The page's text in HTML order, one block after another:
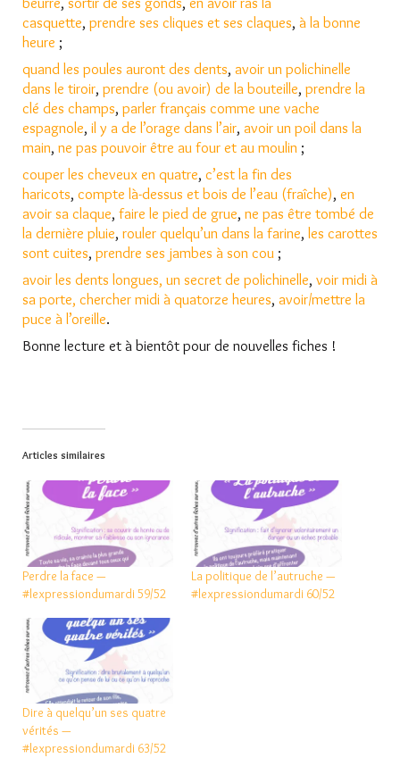
casquette, prendre ses cliques et ses claques, à la bonne
heure ;
quand les poules auront des dents, avoir un polichinelle
dans le tiroir, prendre (ou avoir) de la bouteille, prendre la
clé des champs, parler français comme une vache
espagnole, il y a de l’orage dans l’air, avoir un poil dans la
main, ne pas pouvoir être au four et au moulin ;
couper les cheveux en quatre, c’est la fin des
haricots, compte là-dessus et bois de l’eau (fraîche), en
avoir sa claque, faire le pied de grue, ne pas être tombé de
la dernière pluie, rouler quelqu’un dans la farine, les carottes
sont cuites, prendre ses jambes à son cou ;
avoir les dents longues, un secret de polichinelle, voir midi à
sa porte, chercher midi à quatorze heures, avoir/mettre la
puce à l’oreille.
Bonne lecture et à bientôt pour de nouvelles fiches !
Articles similaires
Perdre la face —
#lexpressiondumardi 59/52
La politique de l’autruche —
#lexpressiondumardi 60/52
Dire à quelqu’un ses quatre
vérités —
#lexpressiondumardi 63/52